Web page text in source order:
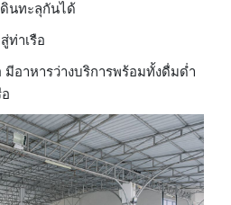
นทะลุกันได้
ท่าเรือ
มีอาหารว่างบริการพร้อมทั้งดื่มด่ำ